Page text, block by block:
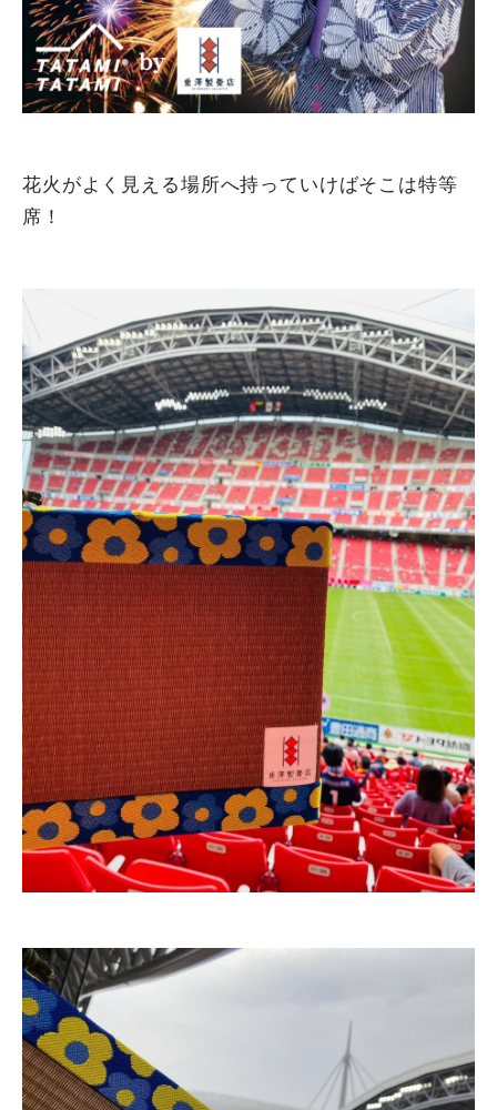
花火がよく見える場所へ持っていけばそこは特等
席！